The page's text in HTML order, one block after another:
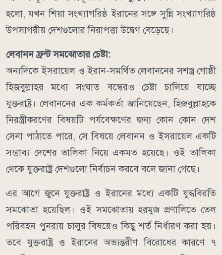
হলো, যখন শিয়া সংখ্যাগরিষ্ঠ ইরানের সঙ্গে সুন্নি সংখ্যাগরিষ্ঠ
উপসাগরীয় দেশগুলোর নিরাপত্তা উদ্বেগ বেড়েছে।
লেবানন ফ্রন্ট সমঝোতার চেষ্টা:
অন্যদিকে ইসরায়েল ও ইরান-সমর্থিত লেবাননের সশস্ত্র গোষ্ঠী
হিজবুল্লাহর মধ্যে সংঘাত বন্ধেরও চেষ্টা চালিয়ে যাচ্ছে
যুক্তরাষ্ট্র। লেবাননের এক কর্মকর্তা জানিয়েছেন, হিজবুল্লাহকে
নিরস্ত্রীকরণের বিষয়টি পর্যবেক্ষণের জন্য কোন কোন দেশ
সেনা পাঠাতে পারে, সে বিষয়ে লেবানন ও ইসরায়েল একটি
সম্ভাব্য দেশের তালিকা নিয়ে একমত হয়েছে। ওই তালিকা
থেকে যুক্তরাষ্ট্র দেশগুলো নির্বাচন করবে বলে জানা গেছে।
এর আগে জুনে যুক্তরাষ্ট্র ও ইরানের মধ্যে একটি যুদ্ধবিরতি
সমঝোতা হয়েছিল। ওই সমঝোতায় হরমুজ প্রণালিতে তেল
পরিবহন পুনরায় চালুর বিষয়েও কিছু শর্ত নির্ধারণ করা হয়।
তবে যুক্তরাষ্ট্র ও ইরানের অভ্যন্তরীণ বিরোধের কারণে ৭